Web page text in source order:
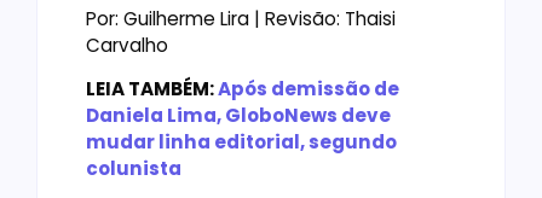
Por: Guilherme Lira | Revisão: Thaisi
Carvalho
LEIA TAMBÉM:Após demissão de
Daniela Lima, GloboNews deve
mudar linha editorial, segundo
colunista